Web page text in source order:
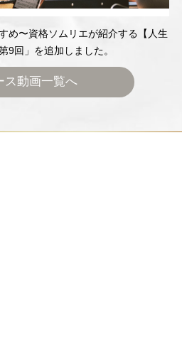
ス動画一覧へ
め〜資格ソムリエが紹介する【人生
9回」を追加しました。